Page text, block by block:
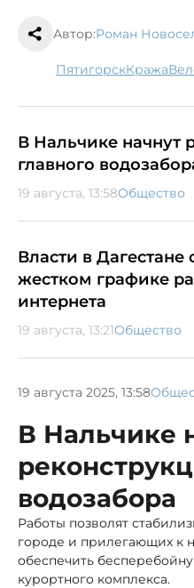
Автор:Роман
Пятигорск кража
В Нальчике начнут
главного
19 августа, 13:58Общество
Власти в
жестком графике
интернета
19 августа, 13:21Общество
19 августа 2025, 13:58
В Нальчике
водозабора
Работы позволят
городе и прилегающих к
обеспечить
курортного комплекса.